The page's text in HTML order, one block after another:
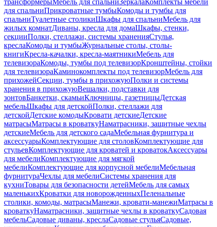
трансформерыМебель для спальниЗеркалаКомплекты мебели
для спальниПрикроватные тумбыКомоды и тумбы для
спальниТуалетные столикиШкафы для спальниМебель для
жилых комнатДиваны, кресла для домаШкафы, стенки,
секцииПолки, стеллажи, системы храненияСтулья,
креслаКомоды и тумбыЖурнальные столы, столы-
книгиКресла-качалки, кресла-маятникиМебель для
телевизораКомоды, тумбы под телевизорКронштейны, стойки
для телевизораКаминокомплекты под телевизорМебель для
прихожейСекции, тумбы в прихожуюПолки и системы
хранения в прихожуюВешалки, подставки для
зонтовБанкетки, скамьиКлючницы, газетницыДетская
мебельШкафы для детскойПолки, стеллажи для
детскойДетские комодыКровати детскиеДетские
матрасыМатрасы в кроваткуНаматрасники, защитные чехлы
детскиеМебель для детского садаМебельная фурнитура и
аксессуарыКомплектующие для столовКомплектующие для
стульевКомплектующие для кроватей и кроватокАксессуары
для мебелиКомплектующие для мягкой
мебелиКомплектующие для корпусной мебелиМебельная
фурнитураЧехлы для мебелиСистемы хранения для
кухниТовары для безопасности детейМебель для самых
маленькихКроватки для новорожденныхПеленальные
столики, комоды, матрасыМанежи, кровати-манежиМатрасы в
кроваткуНаматрасники, защитные чехлы в кроваткуСадовая
мебельСадовые диваны, креслаСадовые стульяСадовые,